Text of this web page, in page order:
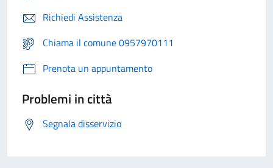
Richiedi Assistenza
Chiama il comune 0957970111
Prenota un appuntamento
Problemi in città
Segnala disservizio